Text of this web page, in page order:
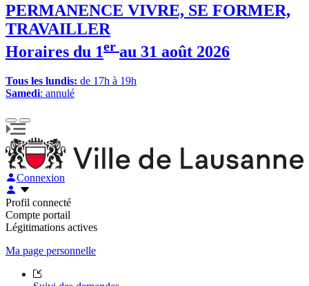
PERMANENCE VIVRE, SE FORMER,
TRAVAILLER
Horaires du 1er au 31 août 2026
Tous les lundis: de 17h à 19h
Samedi: annulé
Connexion
Profil connecté
Compte portail
Légitimations actives
Ma page personnelle